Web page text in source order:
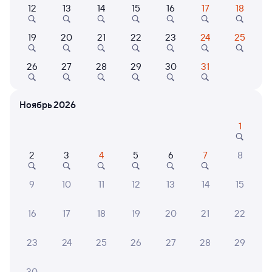
Найдём билет на поезд за вас
Даже если сейчас нет мест
Искать билеты
Вало Нетворк
4 ⁠165 ⁠₽
УНО апарт-отель
12 13 14 15 16 17 18
19 20 21 22 23 24 25
26 27 28 29 30 31
Ноябрь 2026
1
2 3 4 5 6 7 8
9 10 11 12 13 14 15
16 17 18 19 20 21 22
23 24 25 26 27 28 29